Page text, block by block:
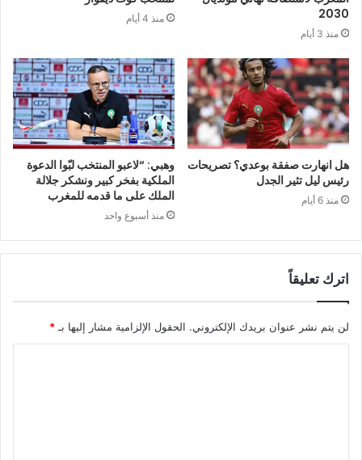
2030
منذ 3 أيام
منذ 4 أيام
هل انهارت صفقة بوعدي؟ تصريحات
رئيس ليل تثير الجدل
منذ 6 أيام
وهبي: “لاعبو المنتخب لبّوا الدعوة
الملكية بفخر كبير ونشكر جلالة
الملك على ما قدمه للمغرب
منذ أسبوع واحد
اترك تعليقاً
لن يتم نشر عنوان بريدك الإلكتروني. الحقول الإلزامية مشار إليها بـ *